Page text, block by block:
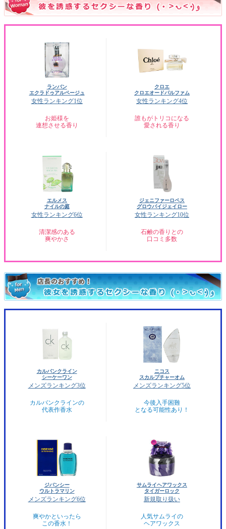
ランバン
エクラドゥアルページュ
女性ランキング1位
お姫様を
連想させる香り
クロエ
クロエオードパルファム
女性ランキング4位
誰もがトリコになる
愛される香り
エルメス
ナイルの庭
女性ランキング6位
清潔感のある
爽やかさ
ジェニファーロペス
グロウバイジェイロー
女性ランキング10位
石鹸の香りとの
口コミ多数
カルバンクライン
シーケーワン
メンズランキング3位
カルバンクラインの
代表作香水
ニコス
スカルプチャーオム
メンズランキング5位
今後入手困難
となる可能性あり！
ジバンシー
ウルトラマリン
メンズランキング6位
爽やかといったら
この香水！
サムライヘアワックス
タイガーロック
新規取り扱い
人気サムライの
ヘアワックス